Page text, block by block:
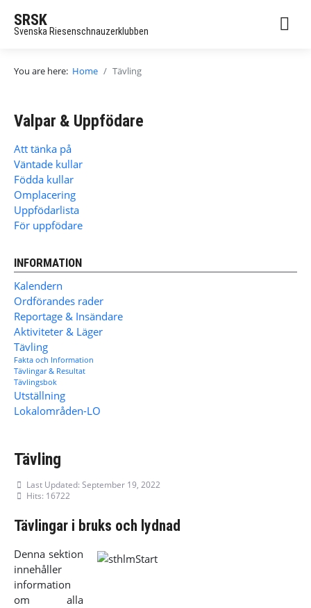
SRSK
Svenska Riesenschnauzerklubben
You are here: Home Tävling
Valpar & Uppfödare
Att tänka på
Väntade kullar
Födda kullar
Omplacering
Uppfödarlista
För uppfödare
INFORMATION
Kalendern
Ordförandes rader
Reportage & Insändare
Aktiviteter & Läger
Tävling
Fakta och Information
Tävlingar & Resultat
Tävlingsbok
Utställning
Lokalområden-LO
Tävling
Last Updated: September 19, 2022
Hits: 16722
Tävlingar i bruks och lydnad
Denna sektion
innehåller
information
om alla